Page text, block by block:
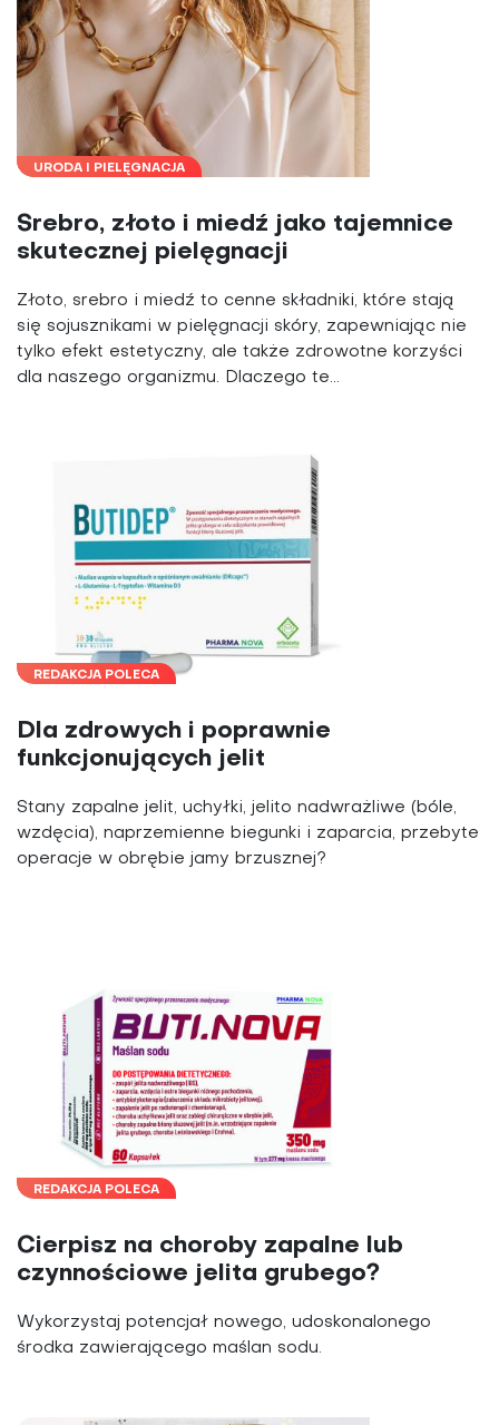
URODA I PIELĘGNACJA
Srebro, złoto i miedź jako tajemnice
skutecznej pielęgnacji
Złoto, srebro i miedź to cenne składniki, które stają
się sojusznikami w pielęgnacji skóry, zapewniając nie
tylko efekt estetyczny, ale także zdrowotne korzyści
dla naszego organizmu. Dlaczego te...
REDAKCJA POLECA
Dla zdrowych i poprawnie
funkcjonujących jelit
Stany zapalne jelit, uchyłki, jelito nadwrażliwe (bóle,
wzdęcia), naprzemienne biegunki i zaparcia, przebyte
operacje w obrębie jamy brzusznej?
REDAKCJA POLECA
Cierpisz na choroby zapalne lub
czynnościowe jelita grubego?
Wykorzystaj potencjał nowego, udoskonalonego
środka zawierającego maślan sodu.